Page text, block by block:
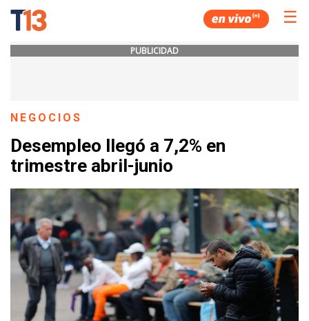
☰
PUBLICIDAD
NEGOCIOS
Desempleo llegó a 7,2% en
trimestre abril-junio